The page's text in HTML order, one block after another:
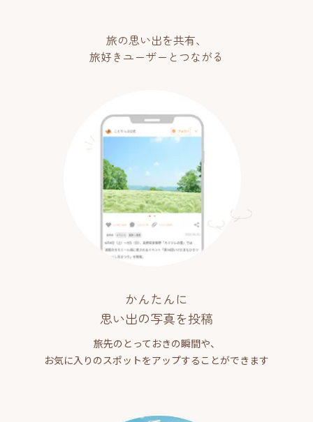
旅の思い出を共有、
旅好きユーザーとつながる
かんたんに
思い出の写真を投稿
旅先のとっておきの瞬間や、
お気に入りのスポットをアップすることができます